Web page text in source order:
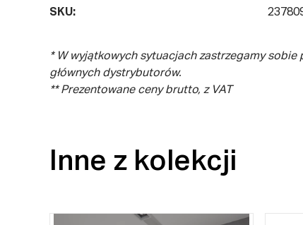
SKU:
* W wyjątkowych sytuacjach zastrzegamy
głównych dystrybutorów.
** Prezentowane ceny brutto, z VAT
Inne z kolekcji